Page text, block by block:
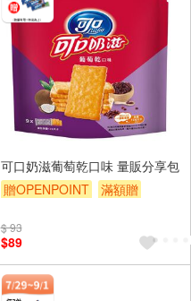
可口奶滋葡萄乾口味 量販分享包
贈OPENPOINT
滿額贈
$ 93
$89